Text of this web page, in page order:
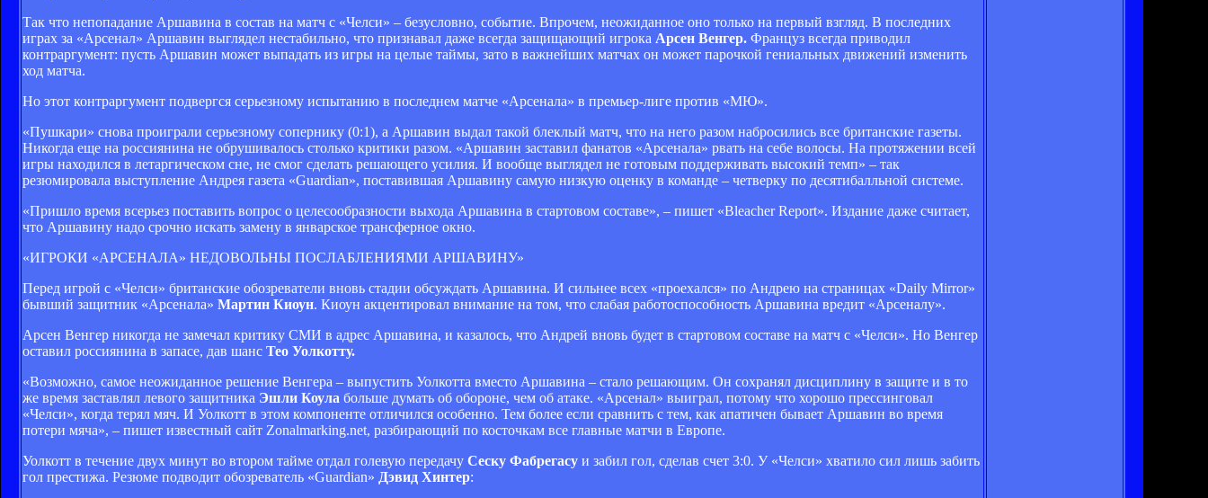
Так что непопадание Аршавина в состав на матч с «Челси» – безусловно, событие. Впрочем, неожиданное оно только на первый взгляд. В последних
играх за «Арсенал» Аршавин выглядел нестабильно, что признавал даже всегда защищающий игрока Арсен Венгер. Француз всегда приводил
контраргумент: пусть Аршавин может выпадать из игры на целые таймы, зато в важнейших матчах он может парочкой гениальных движений изменить
ход матча.
Но этот контраргумент подвергся серьезному испытанию в последнем матче «Арсенала» в премьер-лиге против «МЮ».
«Пушкари» снова проиграли серьезному сопернику (0:1), а Аршавин выдал такой блеклый матч, что на него разом набросились все британские газеты.
Никогда еще на россиянина не обрушивалось столько критики разом. «Аршавин заставил фанатов «Арсенала» рвать на себе волосы. На протяжении всей
игры находился в летаргическом сне, не смог сделать решающего усилия. И вообще выглядел не готовым поддерживать высокий темп» – так
резюмировала выступление Андрея газета «Guardian», поставившая Аршавину самую низкую оценку в команде – четверку по десятибалльной системе.
«Пришло время всерьез поставить вопрос о целесообразности выхода Аршавина в стартовом составе», – пишет «Bleacher Report». Издание даже считает,
что Аршавину надо срочно искать замену в январское трансферное окно.
«ИГРОКИ «АРСЕНАЛА» НЕДОВОЛЬНЫ ПОСЛАБЛЕНИЯМИ АРШАВИНУ»
Перед игрой с «Челси» британские обозреватели вновь стадии обсуждать Аршавина. И сильнее всех «проехался» по Андрею на страницах «Daily Mirror»
бывший защитник «Арсенала» Мартин Киоун. Киоун акцентировал внимание на том, что слабая работоспособность Аршавина вредит «Арсеналу».
Арсен Венгер никогда не замечал критику СМИ в адрес Аршавина, и казалось, что Андрей вновь будет в стартовом составе на матч с «Челси». Но Венгер
оставил россиянина в запасе, дав шанс Тео Уолкотту.
«Возможно, самое неожиданное решение Венгера – выпустить Уолкотта вместо Аршавина – стало решающим. Он сохранял дисциплину в защите и в то
же время заставлял левого защитника Эшли Коула больше думать об обороне, чем об атаке. «Арсенал» выиграл, потому что хорошо прессинговал
«Челси», когда терял мяч. И Уолкотт в этом компоненте отличился особенно. Тем более если сравнить с тем, как апатичен бывает Аршавин во время
потери мяча», – пишет известный сайт Zonalmarking.net, разбирающий по косточкам все главные матчи в Европе.
Уолкотт в течение двух минут во втором тайме отдал голевую передачу Сеску Фабрегасу и забил гол, сделав счет 3:0. У «Челси» хватило сил лишь забить
гол престижа. Резюме подводит обозреватель «Guardian» Дэвид Хинтер: